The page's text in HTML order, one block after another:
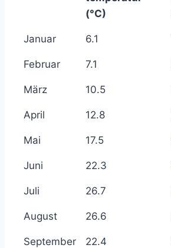
(°C)
Januar 6.1
Februar 7.1
März 10.5
April 12.8
Mai 17.5
Juni 22.3
Juli 26.7
August 26.6
September 22.4